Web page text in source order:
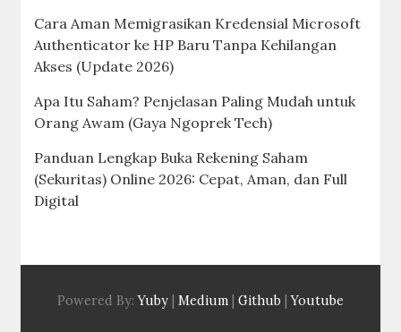
Cara Aman Memigrasikan Kredensial Microsoft
Authenticator ke HP Baru Tanpa Kehilangan
Akses (Update 2026)
Apa Itu Saham? Penjelasan Paling Mudah untuk
Orang Awam (Gaya Ngoprek Tech)
Panduan Lengkap Buka Rekening Saham
(Sekuritas) Online 2026: Cepat, Aman, dan Full
Digital
Powered By:Yuby Medium Github |Youtube